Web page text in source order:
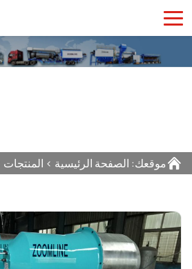
موقعك: الصفحة الرئيسية > المنتجات